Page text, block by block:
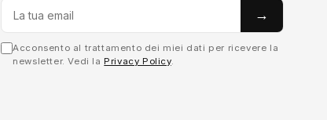
→
Acconsento al trattamento dei miei dati per ricevere la
newsletter. Vedi la Privacy Policy.